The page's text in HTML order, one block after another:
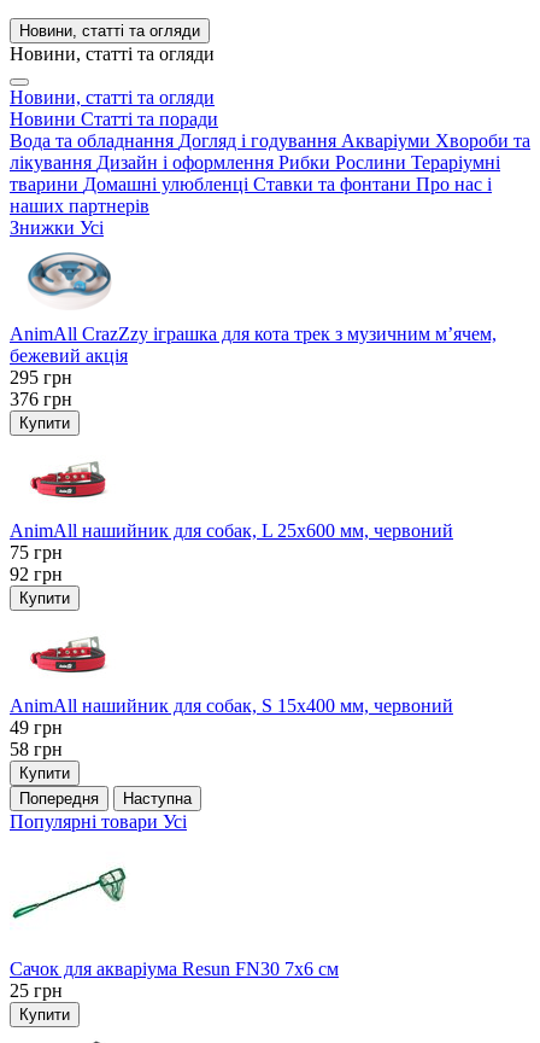
Новини, статті та огляди
Новини, статті та огляди
Новини, статті та огляди
Новини Статті та поради
Вода та обладнання Догляд і годування Акваріуми Хвороби та
лікування Дизайн і оформлення Рибки Рослини Тераріумні
тварини Домашні улюбленці Ставки та фонтани Про нас і
наших партнерів
Знижки Усі
AnimAll CrazZzy іграшка для кота трек з музичним м’ячем,
бежевий акція
295 грн
376 грн
Купити
AnimAll нашийник для собак, L 25x600 мм, червоний
75 грн
92 грн
Купити
AnimAll нашийник для собак, S 15х400 мм, червоний
49 грн
58 грн
Купити
Попередня
Наступна
Популярні товари Усі
Сачок для акваріума Resun FN30 7х6 см
25 грн
Купити